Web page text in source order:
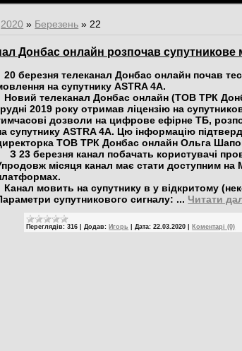
2020 » Березень » 22
Донбас онлайн розпочав супутникове
20 березня телеканал Донбас онлайн почав
на супутнику ASTRA 4A.
Новий телеканал Донбас онлайн (ТОВ ТРК
2019 року отримав ліцензію на
дозволи на цифрове ефірне ТБ,
супутнику ASTRA 4A. Цю інформацію
ТОВ ТРК Донбас онлайн Ольга
З 23 березня канал побачать користувачі
місяця канал має стати доступним на
Канал мовить на супутнику в у відкритому
супутникового сигналу: ...Читати
Переглядів: 316 |Додав: Игорь |Дата: 22.03.2020 Коментарі (0)